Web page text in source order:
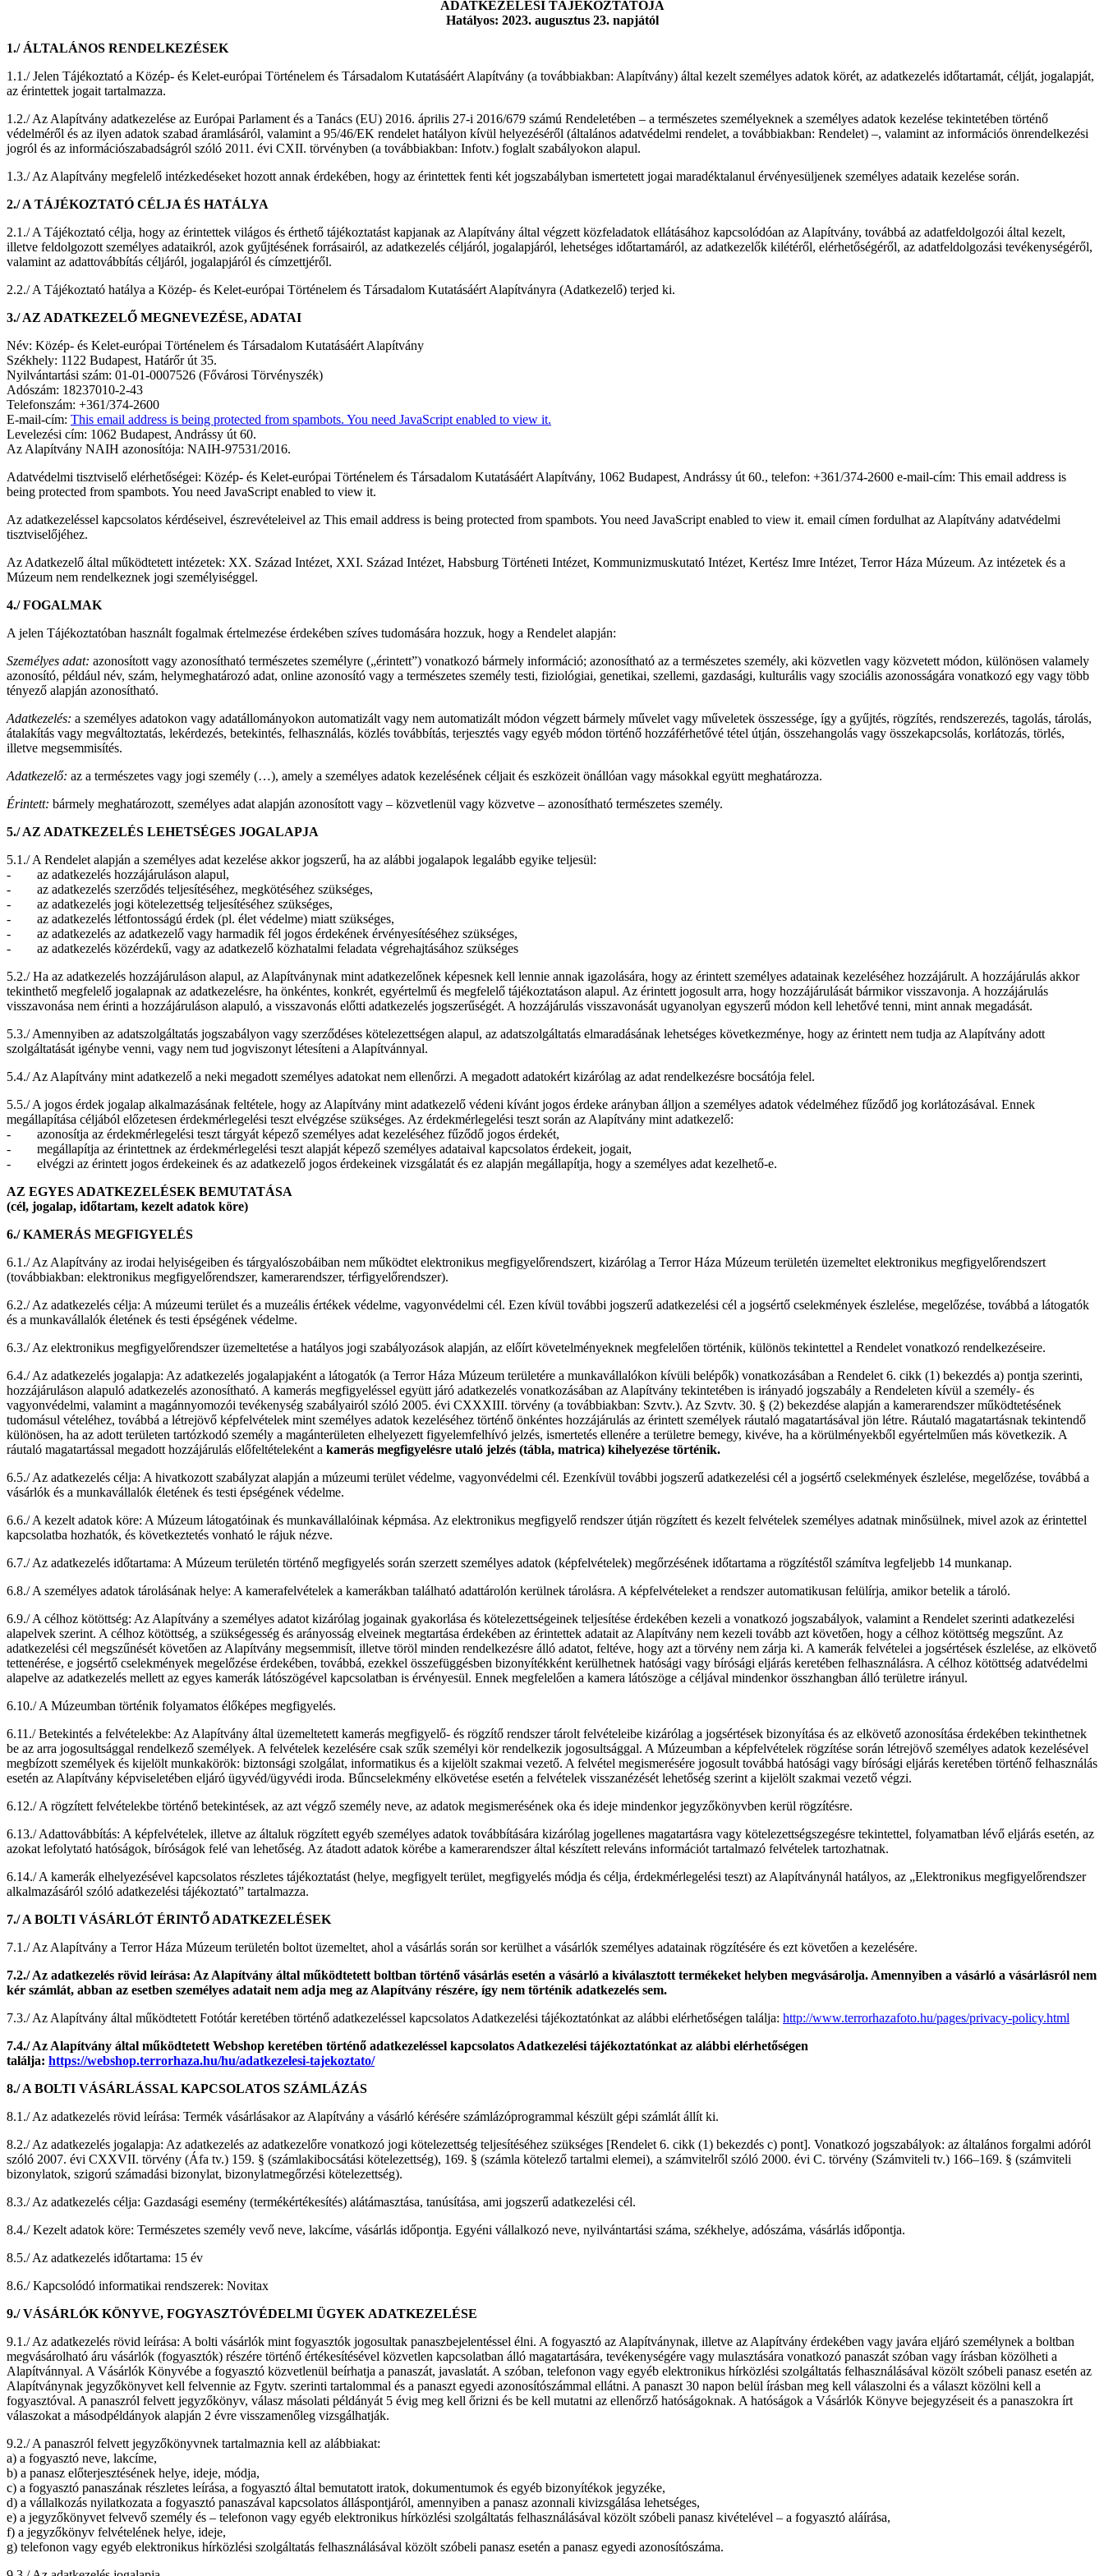
ADATKEZELÉSI TÁJÉKOZTATÓJA
Hatályos: 2023. augusztus 23. napjától
1./ ÁLTALÁNOS RENDELKEZÉSEK
1.1./ Jelen Tájékoztató a Közép- és Kelet-európai Történelem és Társadalom Kutatásáért Alapítvány (a továbbiakban: Alapítvány) által kezelt személyes adatok körét, az adatkezelés időtartamát, célját, jogalapját,
az érintettek jogait tartalmazza.
1.2./ Az Alapítvány adatkezelése az Európai Parlament és a Tanács (EU) 2016. április 27-i 2016/679 számú Rendeletében – a természetes személyeknek a személyes adatok kezelése tekintetében történő
védelméről és az ilyen adatok szabad áramlásáról, valamint a 95/46/EK rendelet hatályon kívül helyezéséről (általános adatvédelmi rendelet, a továbbiakban: Rendelet) –, valamint az információs önrendelkezési
jogról és az információszabadságról szóló 2011. évi CXII. törvényben (a továbbiakban: Infotv.) foglalt szabályokon alapul.
1.3./ Az Alapítvány megfelelő intézkedéseket hozott annak érdekében, hogy az érintettek fenti két jogszabályban ismertetett jogai maradéktalanul érvényesüljenek személyes adataik kezelése során.
2./ A TÁJÉKOZTATÓ CÉLJA ÉS HATÁLYA
2.1./ A Tájékoztató célja, hogy az érintettek világos és érthető tájékoztatást kapjanak az Alapítvány által végzett közfeladatok ellátásához kapcsolódóan az Alapítvány, továbbá az adatfeldolgozói által kezelt,
illetve feldolgozott személyes adataikról, azok gyűjtésének forrásairól, az adatkezelés céljáról, jogalapjáról, lehetséges időtartamáról, az adatkezelők kilétéről, elérhetőségéről, az adatfeldolgozási tevékenységéről,
valamint az adattovábbítás céljáról, jogalapjáról és címzettjéről.
2.2./ A Tájékoztató hatálya a Közép- és Kelet-európai Történelem és Társadalom Kutatásáért Alapítványra (Adatkezelő) terjed ki.
3./ AZ ADATKEZELŐ MEGNEVEZÉSE, ADATAI
Név: Közép- és Kelet-európai Történelem és Társadalom Kutatásáért Alapítvány
Székhely: 1122 Budapest, Határőr út 35.
Nyilvántartási szám: 01-01-0007526 (Fővárosi Törvényszék)
Adószám: 18237010-2-43
Telefonszám: +361/374-2600
E-mail-cím: This email address is being protected from spambots. You need JavaScript enabled to view it.
Levelezési cím: 1062 Budapest, Andrássy út 60.
Az Alapítvány NAIH azonosítója: NAIH-97531/2016.
Adatvédelmi tisztviselő elérhetőségei: Közép- és Kelet-európai Történelem és Társadalom Kutatásáért Alapítvány, 1062 Budapest, Andrássy út 60., telefon: +361/374-2600 e-mail-cím: This email address is
being protected from spambots. You need JavaScript enabled to view it.
Az adatkezeléssel kapcsolatos kérdéseivel, észrevételeivel az This email address is being protected from spambots. You need JavaScript enabled to view it. email címen fordulhat az Alapítvány adatvédelmi
tisztviselőjéhez.
Az Adatkezelő által működtetett intézetek: XX. Század Intézet, XXI. Század Intézet, Habsburg Történeti Intézet, Kommunizmuskutató Intézet, Kertész Imre Intézet, Terror Háza Múzeum. Az intézetek és a
Múzeum nem rendelkeznek jogi személyiséggel.
4./ FOGALMAK
A jelen Tájékoztatóban használt fogalmak értelmezése érdekében szíves tudomására hozzuk, hogy a Rendelet alapján:
Személyes adat: azonosított vagy azonosítható természetes személyre („érintett”) vonatkozó bármely információ; azonosítható az a természetes személy, aki közvetlen vagy közvetett módon, különösen valamely
azonosító, például név, szám, helymeghatározó adat, online azonosító vagy a természetes személy testi, fiziológiai, genetikai, szellemi, gazdasági, kulturális vagy szociális azonosságára vonatkozó egy vagy több
tényező alapján azonosítható.
Adatkezelés: a személyes adatokon vagy adatállományokon automatizált vagy nem automatizált módon végzett bármely művelet vagy műveletek összessége, így a gyűjtés, rögzítés, rendszerezés, tagolás, tárolás,
átalakítás vagy megváltoztatás, lekérdezés, betekintés, felhasználás, közlés továbbítás, terjesztés vagy egyéb módon történő hozzáférhetővé tétel útján, összehangolás vagy összekapcsolás, korlátozás, törlés,
illetve megsemmisítés.
Adatkezelő: az a természetes vagy jogi személy (…), amely a személyes adatok kezelésének céljait és eszközeit önállóan vagy másokkal együtt meghatározza.
Érintett: bármely meghatározott, személyes adat alapján azonosított vagy – közvetlenül vagy közvetve – azonosítható természetes személy.
5./ AZ ADATKEZELÉS LEHETSÉGES JOGALAPJA
5.1./ A Rendelet alapján a személyes adat kezelése akkor jogszerű, ha az alábbi jogalapok legalább egyike teljesül:
- az adatkezelés hozzájáruláson alapul,
- az adatkezelés szerződés teljesítéséhez, megkötéséhez szükséges,
- az adatkezelés jogi kötelezettség teljesítéséhez szükséges,
- az adatkezelés létfontosságú érdek (pl. élet védelme) miatt szükséges,
- az adatkezelés az adatkezelő vagy harmadik fél jogos érdekének érvényesítéséhez szükséges,
- az adatkezelés közérdekű, vagy az adatkezelő közhatalmi feladata végrehajtásához szükséges
5.2./ Ha az adatkezelés hozzájáruláson alapul, az Alapítványnak mint adatkezelőnek képesnek kell lennie annak igazolására, hogy az érintett személyes adatainak kezeléséhez hozzájárult. A hozzájárulás akkor
tekinthető megfelelő jogalapnak az adatkezelésre, ha önkéntes, konkrét, egyértelmű és megfelelő tájékoztatáson alapul. Az érintett jogosult arra, hogy hozzájárulását bármikor visszavonja. A hozzájárulás
visszavonása nem érinti a hozzájáruláson alapuló, a visszavonás előtti adatkezelés jogszerűségét. A hozzájárulás visszavonását ugyanolyan egyszerű módon kell lehetővé tenni, mint annak megadását.
5.3./ Amennyiben az adatszolgáltatás jogszabályon vagy szerződéses kötelezettségen alapul, az adatszolgáltatás elmaradásának lehetséges következménye, hogy az érintett nem tudja az Alapítvány adott
szolgáltatását igénybe venni, vagy nem tud jogviszonyt létesíteni a Alapítvánnyal.
5.4./ Az Alapítvány mint adatkezelő a neki megadott személyes adatokat nem ellenőrzi. A megadott adatokért kizárólag az adat rendelkezésre bocsátója felel.
5.5./ A jogos érdek jogalap alkalmazásának feltétele, hogy az Alapítvány mint adatkezelő védeni kívánt jogos érdeke arányban álljon a személyes adatok védelméhez fűződő jog korlátozásával. Ennek
megállapítása céljából előzetesen érdekmérlegelési teszt elvégzése szükséges. Az érdekmérlegelési teszt során az Alapítvány mint adatkezelő:
- azonosítja az érdekmérlegelési teszt tárgyát képező személyes adat kezeléséhez fűződő jogos érdekét,
- megállapítja az érintettnek az érdekmérlegelési teszt alapját képező személyes adataival kapcsolatos érdekeit, jogait,
- elvégzi az érintett jogos érdekeinek és az adatkezelő jogos érdekeinek vizsgálatát és ez alapján megállapítja, hogy a személyes adat kezelhető-e.
AZ EGYES ADATKEZELÉSEK BEMUTATÁSA
(cél, jogalap, időtartam, kezelt adatok köre)
6./ KAMERÁS MEGFIGYELÉS
6.1./ Az Alapítvány az irodai helyiségeiben és tárgyalószobáiban nem működtet elektronikus megfigyelőrendszert, kizárólag a Terror Háza Múzeum területén üzemeltet elektronikus megfigyelőrendszert
(továbbiakban: elektronikus megfigyelőrendszer, kamerarendszer, térfigyelőrendszer).
6.2./ Az adatkezelés célja: A múzeumi terület és a muzeális értékek védelme, vagyonvédelmi cél. Ezen kívül további jogszerű adatkezelési cél a jogsértő cselekmények észlelése, megelőzése, továbbá a látogatók
és a munkavállalók életének és testi épségének védelme.
6.3./ Az elektronikus megfigyelőrendszer üzemeltetése a hatályos jogi szabályozások alapján, az előírt követelményeknek megfelelően történik, különös tekintettel a Rendelet vonatkozó rendelkezéseire.
6.4./ Az adatkezelés jogalapja: Az adatkezelés jogalapjaként a látogatók (a Terror Háza Múzeum területére a munkavállalókon kívüli belépők) vonatkozásában a Rendelet 6. cikk (1) bekezdés a) pontja szerinti,
hozzájáruláson alapuló adatkezelés azonosítható. A kamerás megfigyeléssel együtt járó adatkezelés vonatkozásában az Alapítvány tekintetében is irányadó jogszabály a Rendeleten kívül a személy- és
vagyonvédelmi, valamint a magánnyomozói tevékenység szabályairól szóló 2005. évi CXXXIII. törvény (a továbbiakban: Szvtv.). Az Szvtv. 30. § (2) bekezdése alapján a kamerarendszer működtetésének
tudomásul vételéhez, továbbá a létrejövő képfelvételek mint személyes adatok kezeléséhez történő önkéntes hozzájárulás az érintett személyek ráutaló magatartásával jön létre. Ráutaló magatartásnak tekintendő
különösen, ha az adott területen tartózkodó személy a magánterületen elhelyezett figyelemfelhívó jelzés, ismertetés ellenére a területre bemegy, kivéve, ha a körülményekből egyértelműen más következik. A
ráutaló magatartással megadott hozzájárulás előfeltételeként a kamerás megfigyelésre utaló jelzés (tábla, matrica) kihelyezése történik.
6.5./ Az adatkezelés célja: A hivatkozott szabályzat alapján a múzeumi terület védelme, vagyonvédelmi cél. Ezenkívül további jogszerű adatkezelési cél a jogsértő cselekmények észlelése, megelőzése, továbbá a
vásárlók és a munkavállalók életének és testi épségének védelme.
6.6./ A kezelt adatok köre: A Múzeum látogatóinak és munkavállalóinak képmása. Az elektronikus megfigyelő rendszer útján rögzített és kezelt felvételek személyes adatnak minősülnek, mivel azok az érintettel
kapcsolatba hozhatók, és következtetés vonható le rájuk nézve.
6.7./ Az adatkezelés időtartama: A Múzeum területén történő megfigyelés során szerzett személyes adatok (képfelvételek) megőrzésének időtartama a rögzítéstől számítva legfeljebb 14 munkanap.
6.8./ A személyes adatok tárolásának helye: A kamerafelvételek a kamerákban található adattárolón kerülnek tárolásra. A képfelvételeket a rendszer automatikusan felülírja, amikor betelik a tároló.
6.9./ A célhoz kötöttség: Az Alapítvány a személyes adatot kizárólag jogainak gyakorlása és kötelezettségeinek teljesítése érdekében kezeli a vonatkozó jogszabályok, valamint a Rendelet szerinti adatkezelési
alapelvek szerint. A célhoz kötöttség, a szükségesség és arányosság elveinek megtartása érdekében az érintettek adatait az Alapítvány nem kezeli tovább azt követően, hogy a célhoz kötöttség megszűnt. Az
adatkezelési cél megszűnését követően az Alapítvány megsemmisít, illetve töröl minden rendelkezésre álló adatot, feltéve, hogy azt a törvény nem zárja ki. A kamerák felvételei a jogsértések észlelése, az elkövető
tettenérése, e jogsértő cselekmények megelőzése érdekében, továbbá, ezekkel összefüggésben bizonyítékként kerülhetnek hatósági vagy bírósági eljárás keretében felhasználásra. A célhoz kötöttség adatvédelmi
alapelve az adatkezelés mellett az egyes kamerák látószögével kapcsolatban is érvényesül. Ennek megfelelően a kamera látószöge a céljával mindenkor összhangban álló területre irányul.
6.10./ A Múzeumban történik folyamatos élőképes megfigyelés.
6.11./ Betekintés a felvételekbe: Az Alapítvány által üzemeltetett kamerás megfigyelő- és rögzítő rendszer tárolt felvételeibe kizárólag a jogsértések bizonyítása és az elkövető azonosítása érdekében tekinthetnek
be az arra jogosultsággal rendelkező személyek. A felvételek kezelésére csak szűk személyi kör rendelkezik jogosultsággal. A Múzeumban a képfelvételek rögzítése során létrejövő személyes adatok kezelésével
megbízott személyek és kijelölt munkakörök: biztonsági szolgálat, informatikus és a kijelölt szakmai vezető. A felvétel megismerésére jogosult továbbá hatósági vagy bírósági eljárás keretében történő felhasználás
esetén az Alapítvány képviseletében eljáró ügyvéd/ügyvédi iroda. Bűncselekmény elkövetése esetén a felvételek visszanézését lehetőség szerint a kijelölt szakmai vezető végzi.
6.12./ A rögzített felvételekbe történő betekintések, az azt végző személy neve, az adatok megismerésének oka és ideje mindenkor jegyzőkönyvben kerül rögzítésre.
6.13./ Adattovábbítás: A képfelvételek, illetve az általuk rögzített egyéb személyes adatok továbbítására kizárólag jogellenes magatartásra vagy kötelezettségszegésre tekintettel, folyamatban lévő eljárás esetén, az
azokat lefolytató hatóságok, bíróságok felé van lehetőség. Az átadott adatok körébe a kamerarendszer által készített releváns információt tartalmazó felvételek tartozhatnak.
6.14./ A kamerák elhelyezésével kapcsolatos részletes tájékoztatást (helye, megfigyelt terület, megfigyelés módja és célja, érdekmérlegelési teszt) az Alapítványnál hatályos, az „Elektronikus megfigyelőrendszer
alkalmazásáról szóló adatkezelési tájékoztató” tartalmazza.
7./ A BOLTI VÁSÁRLÓT ÉRINTŐ ADATKEZELÉSEK
7.1./ Az Alapítvány a Terror Háza Múzeum területén boltot üzemeltet, ahol a vásárlás során sor kerülhet a vásárlók személyes adatainak rögzítésére és ezt követően a kezelésére.
7.2./ Az adatkezelés rövid leírása: Az Alapítvány által működtetett boltban történő vásárlás esetén a vásárló a kiválasztott termékeket helyben megvásárolja. Amennyiben a vásárló a vásárlásról nem
kér számlát, abban az esetben személyes adatait nem adja meg az Alapítvány részére, így nem történik adatkezelés sem.
7.3./ Az Alapítvány által működtetett Fotótár keretében történő adatkezeléssel kapcsolatos Adatkezelési tájékoztatónkat az alábbi elérhetőségen találja: http://www.terrorhazafoto.hu/pages/privacy-policy.html
7.4./ Az Alapítvány által működtetett Webshop keretében történő adatkezeléssel kapcsolatos Adatkezelési tájékoztatónkat az alábbi elérhetőségen
találja: https://webshop.terrorhaza.hu/hu/adatkezelesi-tajekoztato/
8./ A BOLTI VÁSÁRLÁSSAL KAPCSOLATOS SZÁMLÁZÁS
8.1./ Az adatkezelés rövid leírása: Termék vásárlásakor az Alapítvány a vásárló kérésére számlázóprogrammal készült gépi számlát állít ki.
8.2./ Az adatkezelés jogalapja: Az adatkezelés az adatkezelőre vonatkozó jogi kötelezettség teljesítéséhez szükséges [Rendelet 6. cikk (1) bekezdés c) pont]. Vonatkozó jogszabályok: az általános forgalmi adóról
szóló 2007. évi CXXVII. törvény (Áfa tv.) 159. § (számlakibocsátási kötelezettség), 169. § (számla kötelező tartalmi elemei), a számvitelről szóló 2000. évi C. törvény (Számviteli tv.) 166–169. § (számviteli
bizonylatok, szigorú számadási bizonylat, bizonylatmegőrzési kötelezettség).
8.3./ Az adatkezelés célja: Gazdasági esemény (termékértékesítés) alátámasztása, tanúsítása, ami jogszerű adatkezelési cél.
8.4./ Kezelt adatok köre: Természetes személy vevő neve, lakcíme, vásárlás időpontja. Egyéni vállalkozó neve, nyilvántartási száma, székhelye, adószáma, vásárlás időpontja.
8.5./ Az adatkezelés időtartama: 15 év
8.6./ Kapcsolódó informatikai rendszerek: Novitax
9./ VÁSÁRLÓK KÖNYVE, FOGYASZTÓVÉDELMI ÜGYEK ADATKEZELÉSE
9.1./ Az adatkezelés rövid leírása: A bolti vásárlók mint fogyasztók jogosultak panaszbejelentéssel élni. A fogyasztó az Alapítványnak, illetve az Alapítvány érdekében vagy javára eljáró személynek a boltban
megvásárolható áru vásárlók (fogyasztók) részére történő értékesítésével közvetlen kapcsolatban álló magatartására, tevékenységére vagy mulasztására vonatkozó panaszát szóban vagy írásban közölheti a
Alapítvánnyal. A Vásárlók Könyvébe a fogyasztó közvetlenül beírhatja a panaszát, javaslatát. A szóban, telefonon vagy egyéb elektronikus hírközlési szolgáltatás felhasználásával közölt szóbeli panasz esetén az
Alapítványnak jegyzőkönyvet kell felvennie az Fgytv. szerinti tartalommal és a panaszt egyedi azonosítószámmal ellátni. A panaszt 30 napon belül írásban meg kell válaszolni és a választ közölni kell a
fogyasztóval. A panaszról felvett jegyzőkönyv, válasz másolati példányát 5 évig meg kell őrizni és be kell mutatni az ellenőrző hatóságoknak. A hatóságok a Vásárlók Könyve bejegyzéseit és a panaszokra írt
válaszokat a másodpéldányok alapján 2 évre visszamenőleg vizsgálhatják.
9.2./ A panaszról felvett jegyzőkönyvnek tartalmaznia kell az alábbiakat:
a) a fogyasztó neve, lakcíme,
b) a panasz előterjesztésének helye, ideje, módja,
c) a fogyasztó panaszának részletes leírása, a fogyasztó által bemutatott iratok, dokumentumok és egyéb bizonyítékok jegyzéke,
d) a vállalkozás nyilatkozata a fogyasztó panaszával kapcsolatos álláspontjáról, amennyiben a panasz azonnali kivizsgálása lehetséges,
e) a jegyzőkönyvet felvevő személy és – telefonon vagy egyéb elektronikus hírközlési szolgáltatás felhasználásával közölt szóbeli panasz kivételével – a fogyasztó aláírása,
f) a jegyzőkönyv felvételének helye, ideje,
g) telefonon vagy egyéb elektronikus hírközlési szolgáltatás felhasználásával közölt szóbeli panasz esetén a panasz egyedi azonosítószáma.